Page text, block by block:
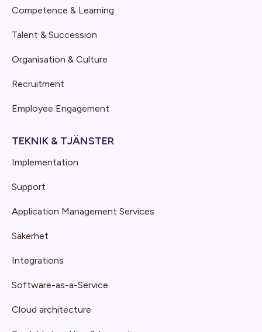
Competence & Learning
Talent & Succession
Organisation & Culture
Recruitment
Employee Engagement
TEKNIK & TJÄNSTER
Implementation
Support
Application Management Services
Säkerhet
Integrations
Software-as-a-Service
Cloud architecture